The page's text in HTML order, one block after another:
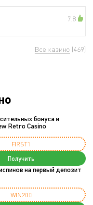
7.8
Все казино (469)
бонуса и
Retro Casino
FIRST1
Получить
на первый депозит
WIN200